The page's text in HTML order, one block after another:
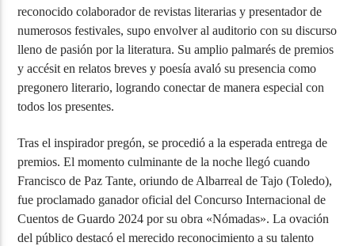
reconocido colaborador de revistas literarias y presentador de
numerosos festivales, supo envolver al auditorio con su discurso
lleno de pasión por la literatura. Su amplio palmarés de premios
y accésit en relatos breves y poesía avaló su presencia como
pregonero literario, logrando conectar de manera especial con
todos los presentes.
Tras el inspirador pregón, se procedió a la esperada entrega de
premios. El momento culminante de la noche llegó cuando
Francisco de Paz Tante, oriundo de Albarreal de Tajo (Toledo),
fue proclamado ganador oficial del Concurso Internacional de
Cuentos de Guardo 2024 por su obra «Nómadas». La ovación
del público destacó el merecido reconocimiento a su talento